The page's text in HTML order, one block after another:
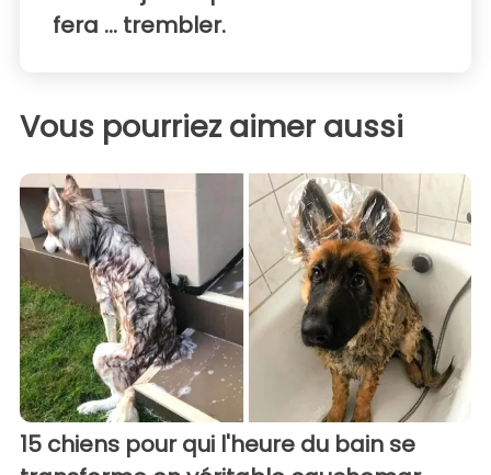
fera ... trembler.
Vous pourriez aimer aussi
15 chiens pour qui l'heure du bain se